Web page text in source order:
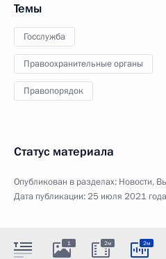
Темы
Госслужба
Правоохранительные органы
Правопорядок
Статус материала
Опубликован в разделах: Новости,
Дата публикации:25 июля 2021
1 2м 2м